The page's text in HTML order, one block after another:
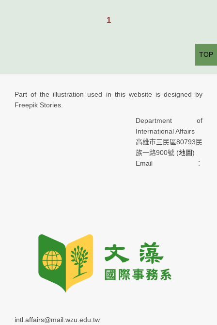
1
Part of the illustration used in this website is designed by
Freepik Stories.
Department of
International Affairs
高雄市三民區80793民
族一路900號 (地圖)
Email：
intl.affairs@mail.wzu.edu.tw
TOP